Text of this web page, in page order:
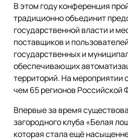
В этом году конференция
традиционно объединит
государственной власти и
поставщиков и
государственных и
обеспечивающих
территорий. На мероприятии
чем 65 регионов Российской
Впервые за время
загородного клуба «Белая
которая стала ещё